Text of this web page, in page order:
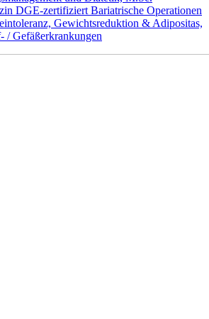
DGE-zertifiziert Bariatrische Operationen
Gewichtsreduktion & Adipositas,
/ Gefäßerkrankungen